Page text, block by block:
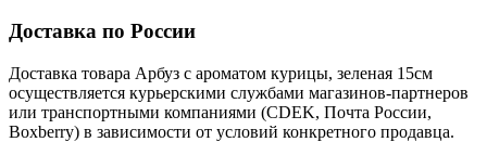
Доставка по России
Доставка товара Арбуз с ароматом курицы, зеленая 15см
осуществляется курьерскими службами магазинов-партнеров
или транспортными компаниями (CDEK, Почта России,
Boxberry) в зависимости от условий конкретного продавца.